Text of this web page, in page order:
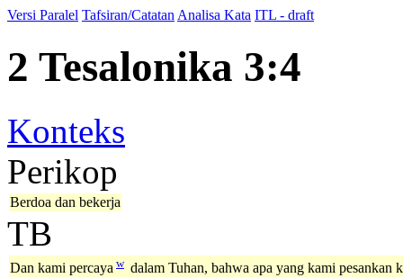
Versi Paralel Tafsiran/Catatan Analisa Kata ITL - draft
2 Tesalonika 3:4
Konteks
Perikop
Berdoa dan bekerja
TB
Dan kami percaya w dalam Tuhan, bahwa apa yang kami pesankan